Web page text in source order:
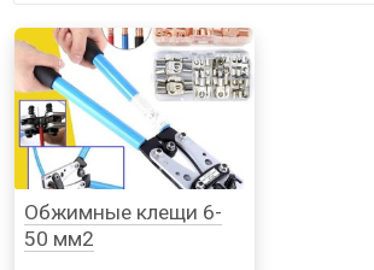
Обжимные клещи 6-
50 мм2